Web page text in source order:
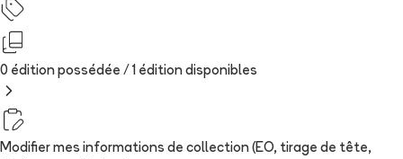
0 édition possédée / 1 édition disponibles
Modifier mes informations de collection (EO, tirage de tête,